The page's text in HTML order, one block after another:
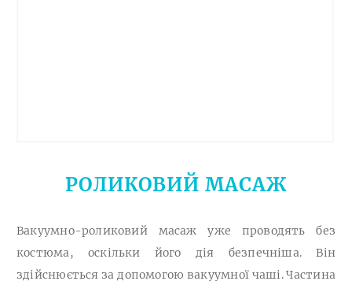
РОЛИКОВИЙ МАСАЖ
Вакуумно-роликовий масаж уже проводять без
костюма, оскільки його дія безпечніша. Він
здійснюється за допомогою вакуумної чаші. Частина